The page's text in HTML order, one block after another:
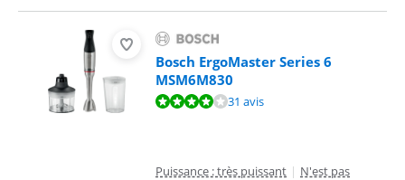
Bosch ErgoMaster Series 6
MSM6M830
La note est de 8,3 sur 10, basée sur 31 avis.31 avis
Puissance : très puissant | N'est pas